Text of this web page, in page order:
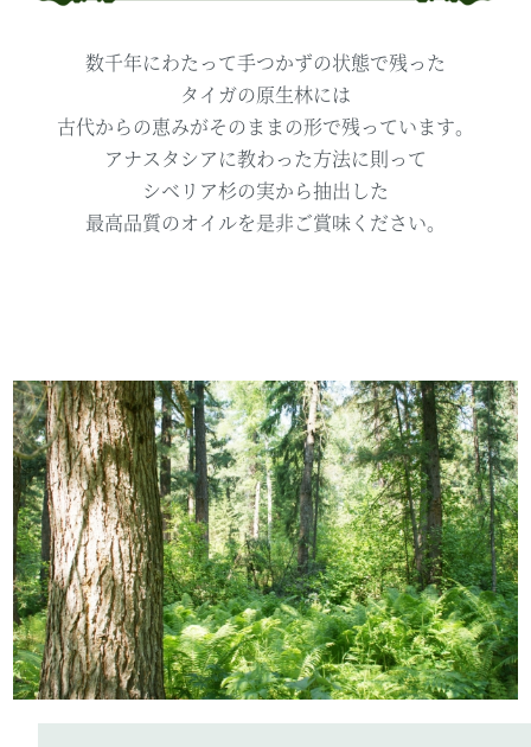
数千年にわたって手つかずの状態で残った
タイガの原生林には
古代からの恵みがそのままの形で残っています。
アナスタシアに教わった方法に則って
シベリア杉の実から抽出した
最高品質のオイルを是非ご賞味ください。